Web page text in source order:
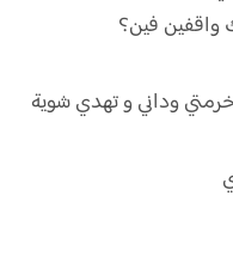
واقفين فين؟
وداني و تهدي شوية